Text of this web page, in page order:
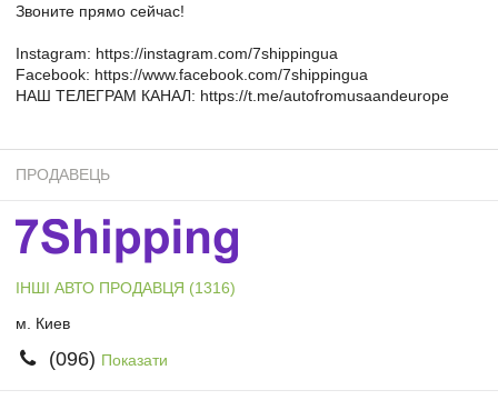
Звоните прямо сейчас!
Instagram: https://instagram.com/7shippingua
Facebook: https://www.facebook.com/7shippingua
НАШ ТЕЛЕГРАМ КАНАЛ: https://t.me/autofromusaandeurope
ПРОДАВЕЦЬ
ІНШІ АВТО ПРОДАВЦЯ (1316)
м. Киев
(096) Показати